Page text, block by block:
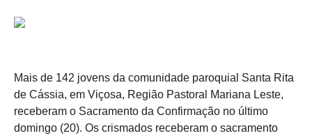
Mais de 142 jovens da comunidade paroquial Santa Rita
de Cássia, em Viçosa, Região Pastoral Mariana Leste,
receberam o Sacramento da Confirmação no último
domingo (20). Os crismados receberam o sacramento